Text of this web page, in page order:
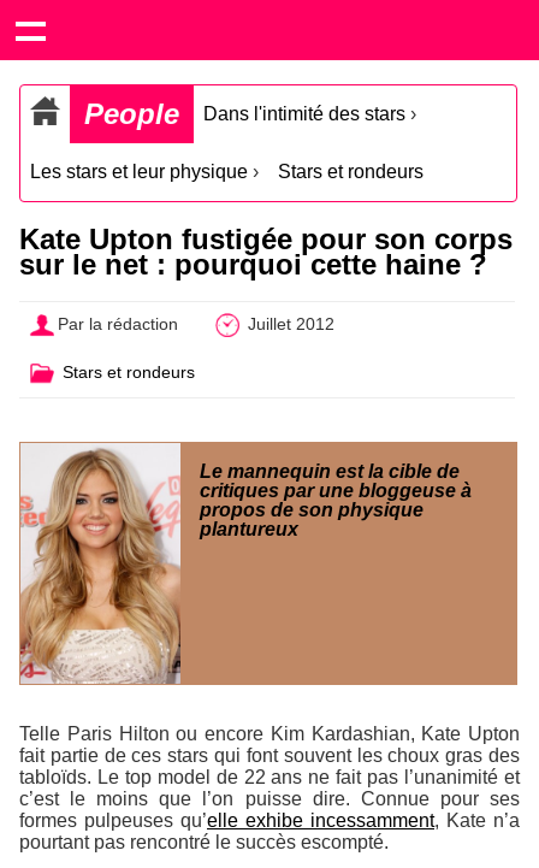
People Dans l'intimité des stars ›
Les stars et leur physique › Stars et rondeurs
Kate Upton fustigée pour son corps
sur le net : pourquoi cette haine ?
Par la rédaction Juillet 2012
Stars et rondeurs
Le mannequin est la cible de
critiques par une bloggeuse à
propos de son physique
plantureux
Telle Paris Hilton ou encore Kim Kardashian, Kate Upton
fait partie de ces stars qui font souvent les choux gras des
tabloïds. Le top model de 22 ans ne fait pas l’unanimité et
c’est le moins que l’on puisse dire. Connue pour ses
formes pulpeuses qu’elle exhibe incessamment, Kate n’a
pourtant pas rencontré le succès escompté.